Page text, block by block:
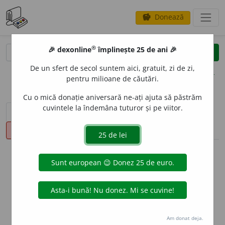
savings Donează
clear
opțiuni
sinteza definițiilor (1) definiții (9)
declinări
info
Aceste definiții sunt compilate de
echipa dexonline. Definițiile
originale se află pe filadefiniții.
Puteți reordona filele pe pagina de
🎉 dexonline® împlinește 25 de ani 🎉
De un sfert de secol suntem aici, gratuit, zi de zi,
pentru milioane de căutări.
Cu o mică donație aniversară ne-ați ajuta să păstrăm
cuvintele la îndemâna tuturor și pe viitor.
Am donat deja.